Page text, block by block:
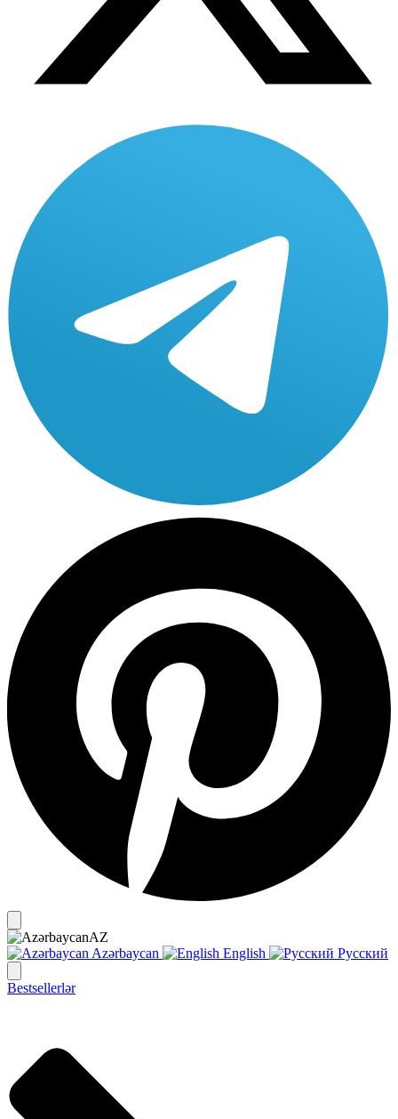
AZ
Azərbaycan
English Русский
Bestsellerlər